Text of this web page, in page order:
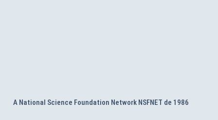
A National Science Foundation Network NSFNET de 1986